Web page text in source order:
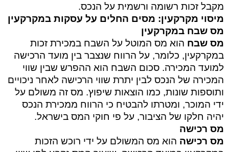
מקבל זכות רשומה ורשמית על הנכס.
מיסוי מקרקעין: מסים החלים על עסקות במקרקעין
מס שבח במקרקעין
מס שבח הוא מס המוטל על השבח במכירת זכות
במקרקעין, כלומר, על הרווח שנצבר בין מועד הרכישה
למועד המכירה. סכום השבח הוא ההפרש שבין שווי
המכירה של הנכס לבין יתרת שווי הרכישה לאחר ניכויים
ותוספות שונות, כמו הוצאות שיפוץ. מס זה משולם על
ידי המוכר, ומטרתו להבטיח כי הרווח ממכירת הנכס
יהיה חלקו של הציבור, על פי חוקי המס בישראל.
מס רכישה
מס רכישה הוא מס המשולם על ידי רוכש הזכות